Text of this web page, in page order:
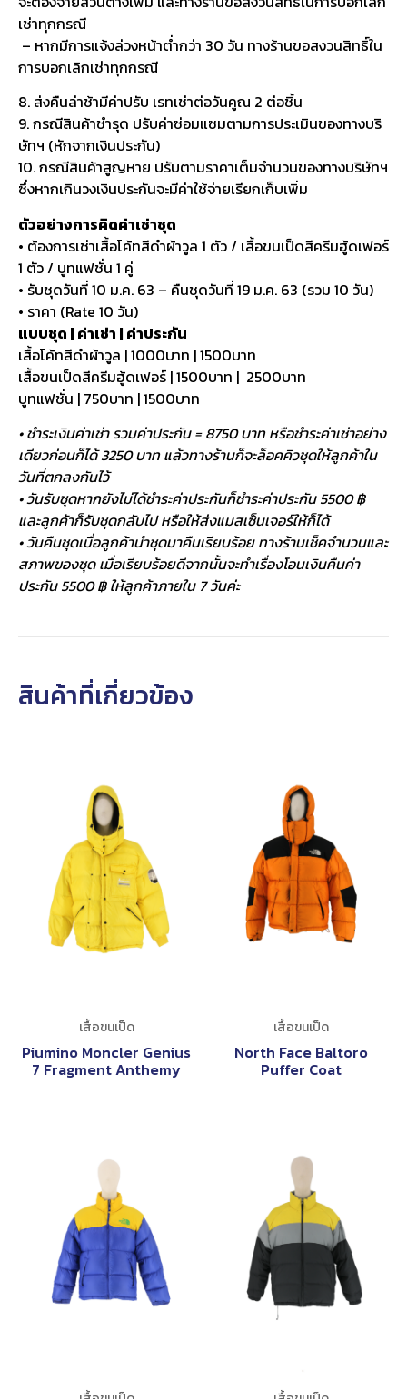
เช่าทุกกรณี
– หากมีการแจ้งล่วงหน้าต่ำกว่า 30 วัน ทางร้านขอสงวนสิทธิ์ใน
การบอกเลิกเช่าทุกกรณี
8. ส่งคืนล่าช้ามีค่าปรับ เรทเช่าต่อวันคูณ 2 ต่อชิ้น
9. กรณีสินค้าชำรุด ปรับค่าซ่อมแซมตามการประเมินของทางบริ
ษัทฯ (หักจากเงินประกัน)
10. กรณีสินค้าสูญหาย ปรับตามราคาเต็มจำนวนของทางบริษัทฯ
ซึ่งหากเกินวงเงินประกันจะมีค่าใช้จ่ายเรียกเก็บเพิ่ม
ตัวอย่างการคิดค่าเช่าชุด
• ต้องการเช่าเสื้อโค้ทสีดำผ้าวูล 1 ตัว / เสื้อขนเป็ดสีครีมฮู้ดเฟอร์
1 ตัว / บูทแฟชั่น 1 คู่
• รับชุดวันที่ 10 ม.ค. 63 – คืนชุดวันที่ 19 ม.ค. 63 (รวม 10 วัน)
• ราคา (Rate 10 วัน)
แบบชุด | ค่าเช่า | ค่าประกัน
เสื้อโค้ทสีดำผ้าวูล | 1000บาท | 1500บาท
เสื้อขนเป็ดสีครีมฮู้ดเฟอร์ | 1500บาท | 2500บาท
บูทแฟชั่น | 750บาท | 1500บาท
• ชำระเงินค่าเช่า รวมค่าประกัน = 8750 บาท หรือชำระค่าเช่าอย่าง
เดียวก่อนก็ได้ 3250 บาท แล้วทางร้านก็จะล็อคคิวชุดให้ลูกค้าใน
วันที่ตกลงกันไว้
• วันรับชุดหากยังไม่ได้ชำระค่าประกันก็ชำระค่าประกัน 5500 ฿
และลูกค้าก็รับชุดกลับไป หรือให้ส่งแมสเซ็นเจอร์ให้ก็ได้
• วันคืนชุดเมื่อลูกค้านำชุดมาคืนเรียบร้อย ทางร้านเช็คจำนวนและ
สภาพของชุด เมื่อเรียบร้อยดีจากนั้นจะทำเรื่องโอนเงินคืนค่า
ประกัน 5500 ฿ ให้ลูกค้าภายใน 7 วันค่ะ
สินค้าที่เกี่ยวข้อง
เสื้อขนเป็ด
Piumino Moncler Genius
7 Fragment Anthemy
เสื้อขนเป็ด
North Face Baltoro
Puffer Coat